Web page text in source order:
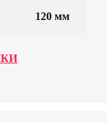
120 мм